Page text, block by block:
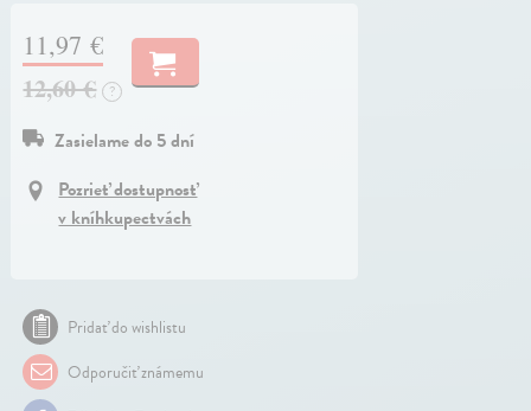
11,97 €
12,60 €
?
Zasielame do 5 dní
Pozrieť dostupnosť
v kníhkupectvách
Pridať do wishlistu
Odporučiť známemu